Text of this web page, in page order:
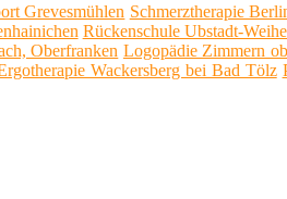
Grevesmühlen Schmerztherapie
Rückenschule Ubstadt-
Oberfranken Logopädie Zimmern
Wackersberg bei Bad Tölz